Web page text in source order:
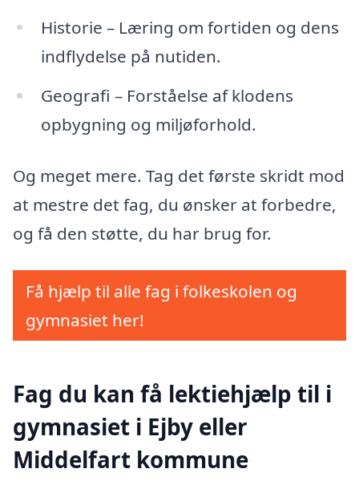
Historie – Læring om fortiden og dens
indflydelse på nutiden.
Geografi – Forståelse af klodens
opbygning og miljøforhold.
Og meget mere. Tag det første skridt mod
at mestre det fag, du ønsker at forbedre,
og få den støtte, du har brug for.
Få hjælp til alle fag i folkeskolen og
gymnasiet her!
Fag du kan få lektiehjælp til i
gymnasiet i Ejby eller
Middelfart kommune